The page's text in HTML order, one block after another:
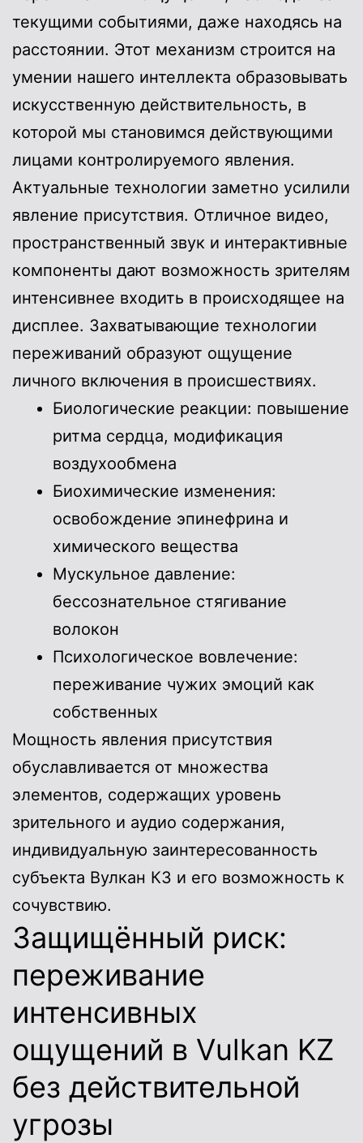
текущими событиями, даже находясь на
расстоянии. Этот механизм строится на
умении нашего интеллекта образовывать
искусственную действительность, в
которой мы становимся действующими
лицами контролируемого явления.
Актуальные технологии заметно усилили
явление присутствия. Отличное видео,
пространственный звук и интерактивные
компоненты дают возможность зрителям
интенсивнее входить в происходящее на
дисплее. Захватывающие технологии
переживаний образуют ощущение
личного включения в происшествиях.
Биологические реакции: повышение
ритма сердца, модификация
воздухообмена
Биохимические изменения:
освобождение эпинефрина и
химического вещества
Мускульное давление:
бессознательное стягивание
волокон
Психологическое вовлечение:
переживание чужих эмоций как
собственных
Мощность явления присутствия
обуславливается от множества
элементов, содержащих уровень
зрительного и аудио содержания,
индивидуальную заинтересованность
субъекта Вулкан КЗ и его возможность к
сочувствию.
Защищённый риск:
переживание
интенсивных
ощущений в Vulkan KZ
без действительной
угрозы